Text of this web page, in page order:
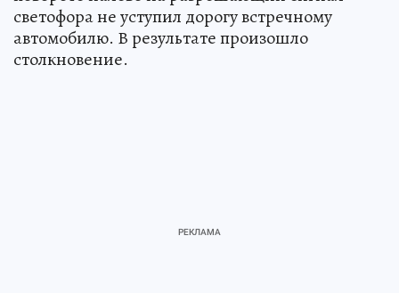
светофора не уступил дорогу встречному
автомобилю. В результате произошло
столкновение.